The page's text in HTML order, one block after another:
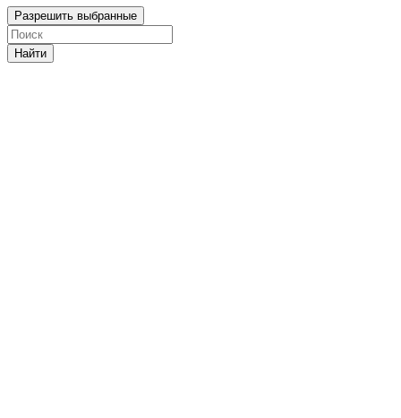
Разрешить выбранные
Найти